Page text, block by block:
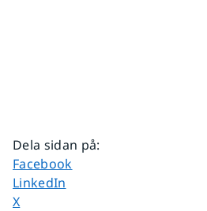
Dela sidan på:
Dela sidan på
Facebook
Dela sidan på
LinkedIn
Dela sidan på
X